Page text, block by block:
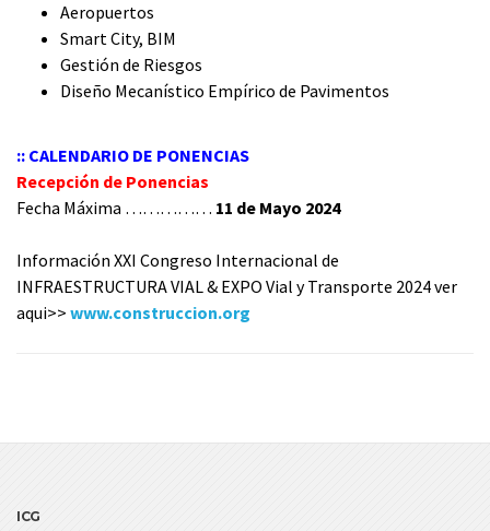
Aeropuertos
Smart City, BIM
Gestión de Riesgos
Diseño Mecanístico Empírico de Pavimentos
:: CALENDARIO DE PONENCIAS
Recepción de Ponencias
Fecha Máxima …………… 11 de Mayo 2024
Información XXI Congreso Internacional de
INFRAESTRUCTURA VIAL & EXPO Vial y Transporte 2024 ver
aqui>> www.construccion.org
ICG